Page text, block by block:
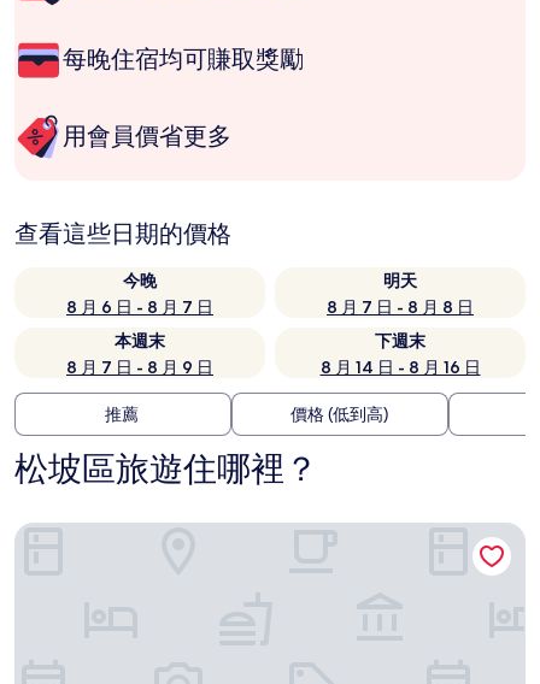
每晚住宿均可賺取獎勵
用會員價省更多
查看這些日期的價格
今晚
8 月 6 日 - 8 月 7 日
明天
8 月 7 日 - 8 月 8 日
本週末
8 月 7 日 - 8 月 9 日
下週末
8 月 14 日 - 8 月 16 日
推薦 價格 (低到高)
松坡區旅遊住哪裡？
樂天世界飯店